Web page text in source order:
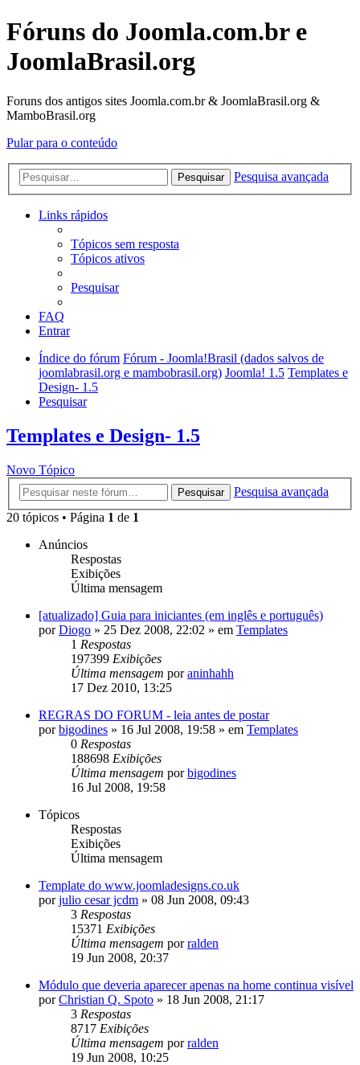
Fóruns do Joomla.com.br e
JoomlaBrasil.org
Foruns dos antigos sites Joomla.com.br & JoomlaBrasil.org &
MamboBrasil.org
Pular para o conteúdo
Pesquisar Pesquisa avançada
Links rápidos
Tópicos sem resposta
Tópicos ativos
Pesquisar
FAQ
Entrar
Índice do fórum Fórum - Joomla!Brasil (dados salvos de
joomlabrasil.org e mambobrasil.org) Joomla! 1.5 Templates e
Design- 1.5
Pesquisar
Templates e Design- 1.5
Novo Tópico
Pesquisar
Pesquisa avançada
20 tópicos • Página 1 de 1
Anúncios
Respostas
Exibições
Última mensagem
[atualizado] Guia para iniciantes (em inglês e português)
porDiogo » 25 Dez 2008, 22:02 » em Templates
1 Respostas
197399 Exibições
Última mensagem poraninhahh
17 Dez 2010, 13:25
REGRAS DO FORUM - leia antes de postar
porbigodines » 16 Jul 2008, 19:58 » em Templates
0 Respostas
188698 Exibições
Última mensagem porbigodines
16 Jul 2008, 19:58
Tópicos
Respostas
Exibições
Última mensagem
Template do www.joomladesigns.co.uk
porjulio cesar jcdm » 08 Jun 2008, 09:43
3 Respostas
15371 Exibições
Última mensagem porralden
19 Jun 2008, 20:37
Módulo que deveria aparecer apenas na home continua visível
porChristian Q. Spoto » 18 Jun 2008, 21:17
3 Respostas
8717 Exibições
Última mensagem porralden
19 Jun 2008, 10:25